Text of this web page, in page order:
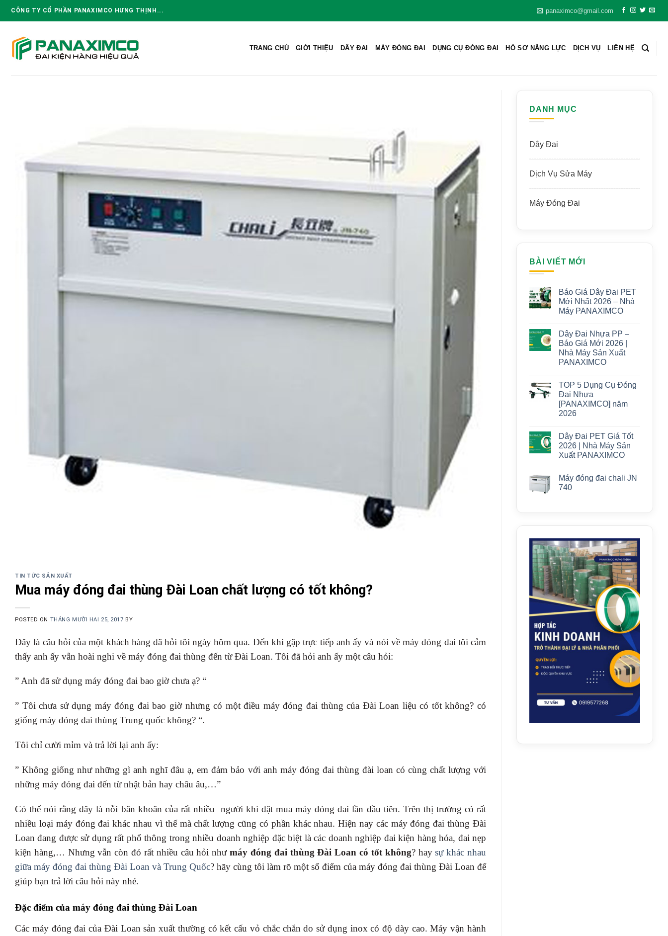
CÔNG TY CỔ PHẦN PANAXIMCO HƯNG THỊNH... panaximco@gmail.com
TRANG CHỦ GIỚI THIỆU DÂY ĐAI MÁY ĐÓNG ĐAI DỤNG CỤ ĐÓNG ĐAI HỒ SƠ NĂNG LỰC DỊCH VỤ LIÊN HỆ
TIN TỨC SẢN XUẤT
Mua máy đóng đai thùng Đài Loan chất lượng có tốt không?
POSTED ON THÁNG MƯỜI HAI 25, 2017 BY
Đây là câu hỏi của một khách hàng đã hỏi tôi ngày hôm qua. Đến khi gặp trực tiếp anh ấy và nói về máy đóng đai tôi cảm
thấy anh ấy vẫn hoài nghi về máy đóng đai thùng đến từ Đài Loan. Tôi đã hỏi anh ấy một câu hỏi:
” Anh đã sử dụng máy đóng đai bao giờ chưa ạ? “
” Tôi chưa sử dụng máy đóng đai bao giờ nhưng có một điều máy đóng đai thùng của Đài Loan liệu có tốt không? có
giống máy đóng đai thùng Trung quốc không? “.
Tôi chỉ cười mỉm và trả lời lại anh ấy:
” Không giống như những gì anh nghĩ đâu ạ, em đảm bảo với anh máy đóng đai thùng đài loan có cùng chất lượng với
những máy đóng đai đến từ nhật bản hay châu âu,…”
Có thể nói rằng đây là nỗi băn khoăn của rất nhiều người khi đặt mua máy đóng đai lần đầu tiên. Trên thị trường có rất
nhiều loại máy đóng đai khác nhau vì thế mà chất lượng cũng có phần khác nhau. Hiện nay các máy đóng đai thùng Đài
Loan đang được sử dụng rất phổ thông trong nhiều doanh nghiệp đặc biệt là các doanh nghiệp đai kiện hàng hóa, đai nẹp
kiện hàng,… Nhưng vẫn còn đó rất nhiều câu hỏi nhưmáy đóng đai thùng Đài Loan có tốt không? haysự khác nhau
giữa máy đóng đai thùng Đài Loan và Trung Quốc? hãy cùng tôi làm rõ một số điểm của máy đóng đai thùng Đài Loan để
giúp bạn trả lời câu hỏi này nhé.
Đặc điểm của máy đóng đai thùng Đài Loan
Các máy đóng đai của Đài Loan sản xuất thường có kết cấu vỏ chắc chắn do sử dụng inox có độ dày cao. Máy vận hành
DANH MỤC
Dây Đai
Dịch Vụ Sửa Máy
Máy Đóng Đai
BÀI VIẾT MỚI
Báo Giá Dây Đai PET
Mới Nhất 2026 – Nhà
Máy PANAXIMCO
Dây Đai Nhựa PP –
Báo Giá Mới 2026 |
Nhà Máy Sản Xuất
PANAXIMCO
TOP 5 Dụng Cụ Đóng
Đai Nhựa
[PANAXIMCO] năm
2026
Dây Đai PET Giá Tốt
2026 | Nhà Máy Sản
Xuất PANAXIMCO
Máy đóng đai chali JN
740